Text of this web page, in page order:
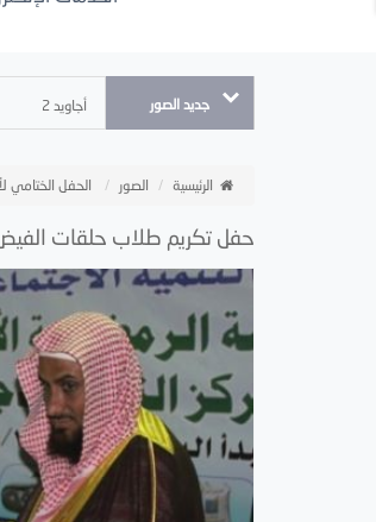
جديد الصور أجاويد 2
الرئيسية الصور الحفل الختامي
حفل تكريم طلاب حلقات